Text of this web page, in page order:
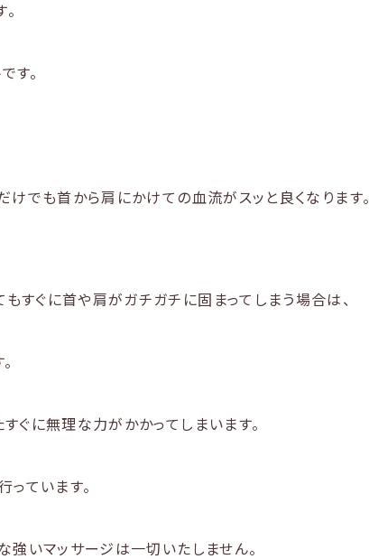
す。
けでも首から肩にかけての血流がスッと良くなります。
すぐに首や肩がガチガチに固まってしまう場合は、
ぐに無理な力がかかってしまいます。
ています。
強いマッサージは一切いたしません。